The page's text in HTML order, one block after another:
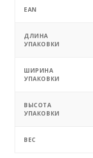
EAN
ДЛИНА
УПАКОВКИ
ШИРИНА
УПАКОВКИ
ВЫСОТА
УПАКОВКИ
ВЕС